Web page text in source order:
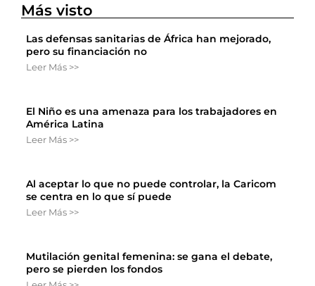
Más visto
Las defensas sanitarias de África han mejorado,
pero su financiación no
Leer Más >>
El Niño es una amenaza para los trabajadores en
América Latina
Leer Más >>
Al aceptar lo que no puede controlar, la Caricom
se centra en lo que sí puede
Leer Más >>
Mutilación genital femenina: se gana el debate,
pero se pierden los fondos